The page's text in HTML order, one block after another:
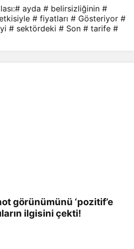
# ayda # belirsizliğinin #
# fiyatları # Gösteriyor #
# sektördeki # Son # tarife #
görünümünü ‘pozitif’e
ilgisini çekti!